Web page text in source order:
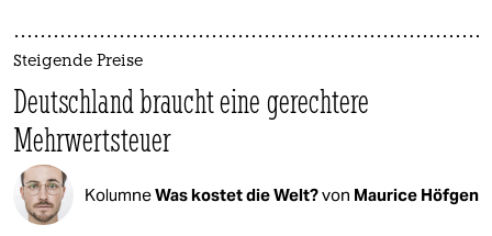
Steigende Preise
Deutschland braucht eine gerechtere
Mehrwertsteuer
KolumneWas kostet die Welt?von Maurice Höfgen